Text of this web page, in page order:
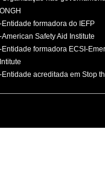
ONGH
-Entidade formadora do IEFP
-American Safety Aid Institute
-Entidade formadora ECSI-
Intitute
-Entidade acreditada em Stop